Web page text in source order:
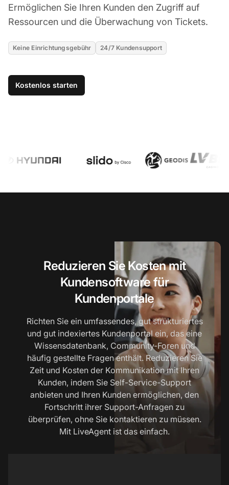
Ermöglichen Sie Ihren Kunden den Zugriff auf
Ressourcen und die Überwachung von Tickets.
Keine Einrichtungsgebühr 24/7 Kundensupport
Kostenlos starten
Reduzieren Sie Kosten mit
Kundensoftware für
Kundenportale
Richten Sie ein umfassendes, gut strukturiertes
und gut indexiertes Kundenportal ein, das eine
Wissensdatenbank, Community-Foren und
häufig gestellte Fragen enthält. Reduzieren Sie
Zeit und Kosten der Kommunikation mit Ihren
Kunden, indem Sie Self-Service-Support
anbieten und Ihren Kunden ermöglichen, den
Fortschritt ihrer Support-Anfragen zu
überprüfen, ohne Sie kontaktieren zu müssen.
Mit LiveAgent ist das einfach.